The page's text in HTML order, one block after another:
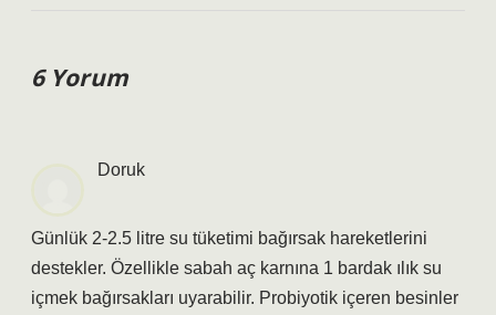
6 Yorum
Doruk
Günlük 2-2.5 litre su tüketimi bağırsak hareketlerini
destekler. Özellikle sabah aç karnına 1 bardak ılık su
içmek bağırsakları uyarabilir. Probiyotik içeren besinler